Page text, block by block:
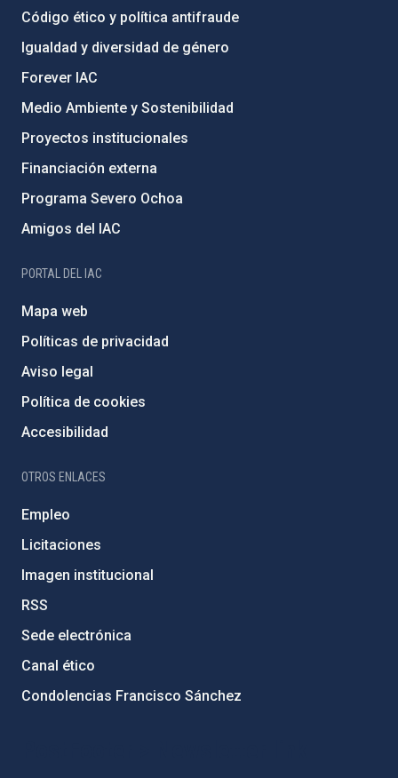
Código ético y política antifraude
Igualdad y diversidad de género
Forever IAC
Medio Ambiente y Sostenibilidad
Proyectos institucionales
Financiación externa
Programa Severo Ochoa
Amigos del IAC
PORTAL DEL IAC
Mapa web
Políticas de privacidad
Aviso legal
Política de cookies
Accesibilidad
OTROS ENLACES
Empleo
Licitaciones
Imagen institucional
RSS
Sede electrónica
Canal ético
Condolencias Francisco Sánchez